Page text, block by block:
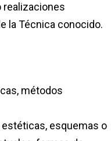
realizaciones
la Técnica conocido.
métodos
esquemas o